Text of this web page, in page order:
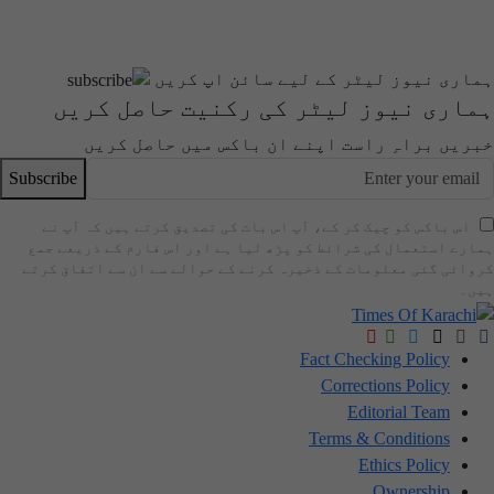
نیوز لیٹر کے لیے سائن اپ کریں
نیوز لیٹر کی رکنیت حاصل کریں
براہِ راست اپنے ان باکس میں حاصل کریں
Subscribe
اس باکس کو چیک کر کے، آپ اس بات کی تصدیق کرتے ہیں کہ آپ نے
استعمال کی شرائط کو پڑھ لیا ہے اور اس فارم کے ذریعے جمع
گئی معلومات کے ذخیرہ کرنے کے حوالے سے ان سے اتفاق کرتے
Fact Checking Policy
Corrections Policy
Editorial Team
Terms & Conditions
Ethics Policy